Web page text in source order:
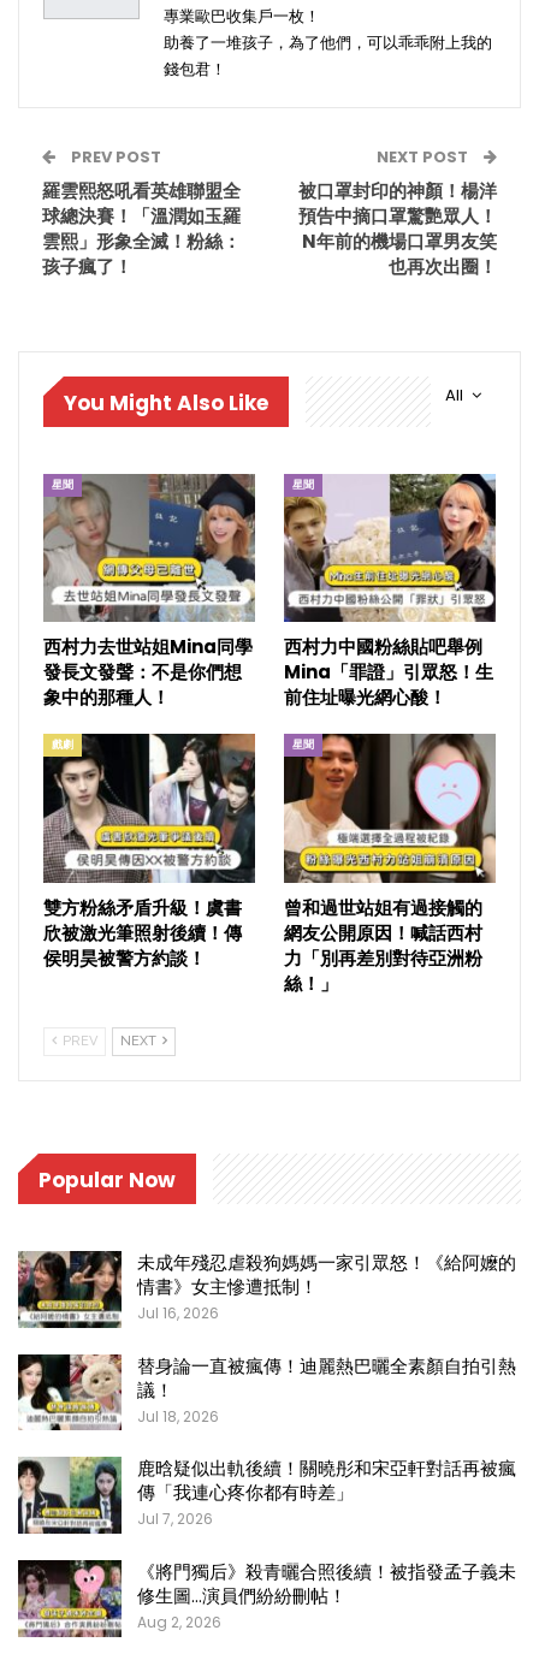
專業歐巴收集戶一枚！
助養了一堆孩子，為了他們，可以乖乖附上我的
錢包君！
PREV POST
羅雲熙怒吼看英雄聯盟全
球總決賽！「溫潤如玉羅
雲熙」形象全滅！粉絲：
孩子瘋了！
NEXT POST
被口罩封印的神顏！楊洋
預告中摘口罩驚艷眾人！
N年前的機場口罩男友笑
也再次出圈！
All
You Might Also Like
星聞
西村力去世站姐Mina同學
發長文發聲：不是你們想
象中的那種人！
星聞
西村力中國粉絲貼吧舉例
Mina「罪證」引眾怒！生
前住址曝光網心酸！
戲劇
雙方粉絲矛盾升級！虞書
欣被激光筆照射後續！傳
侯明昊被警方約談！
星聞
曾和過世站姐有過接觸的
網友公開原因！喊話西村
力「別再差別對待亞洲粉
絲！」
PREV NEXT
Popular Now
未成年殘忍虐殺狗媽媽一家引眾怒！《給阿嬤的
情書》女主慘遭抵制！
Jul 16, 2026
替身論一直被瘋傳！迪麗熱巴曬全素顏自拍引熱
議！
Jul 18, 2026
鹿晗疑似出軌後續！關曉彤和宋亞軒對話再被瘋
傳「我連心疼你都有時差」
Jul 7, 2026
《將門獨后》殺青曬合照後續！被指發孟子義未
修生圖…演員們紛紛刪帖！
Aug 2, 2026